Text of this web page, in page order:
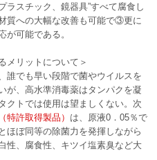
耐久性と長距離通信、手厚いサポ
ています。
、ご自宅で学べる出張型のピア
、一人ひとりに寄り添った丁寧な
龍産業（茅ヶ崎市）：湘南エリア
収集運搬、アスベスト対応、土地
た安全な施工で、解体後の土地活
ース校（藤沢市）：初心者でも安
ラスチック、鏡器具”すべて腐食し
質への大幅な改善も可能で③更に
が可能である。
メリットについて＞
誰でも早い段階で菌やウイルスを
が、高水準消毒薬はタンパクを凝
クトでは使用は望ましくない。次
特許取得製品） は、原液0．05％で
ほぼ同等の除菌力を発揮しながら
性、腐食性、キツイ塩素臭など大